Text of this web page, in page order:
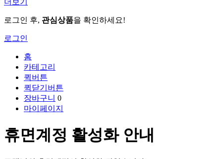
더보기
로그인 후, 관심상품을 확인하세요!
로그인
홈
카테고리
퀵버튼
퀵닫기버튼
장바구니 0
마이페이지
휴면계정 활성화 안내